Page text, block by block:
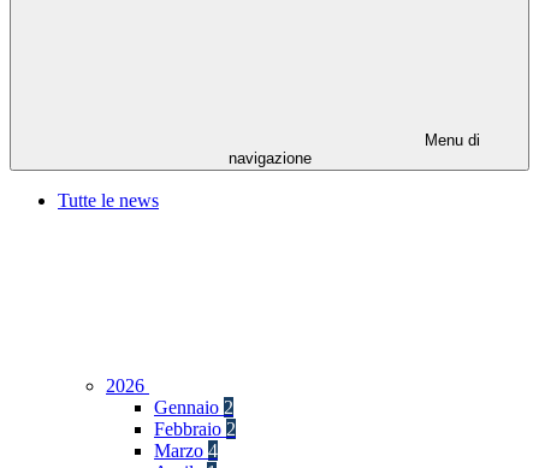
Menu di
navigazione
Tutte le news
2026
Gennaio 2
Febbraio 2
Marzo 4